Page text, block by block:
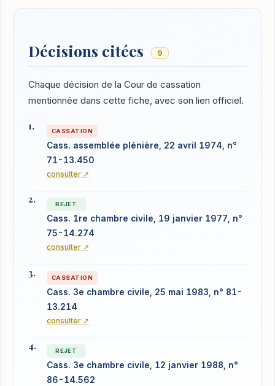
Décisions citées 9
Chaque décision de la Cour de cassation
mentionnée dans cette fiche, avec son lien officiel.
CASSATION
Cass. assemblée plénière, 22 avril 1974, n°
71-13.450
consulter ↗
REJET
Cass. 1re chambre civile, 19 janvier 1977, n°
75-14.274
consulter ↗
CASSATION
Cass. 3e chambre civile, 25 mai 1983, n° 81-
13.214
consulter ↗
REJET
Cass. 3e chambre civile, 12 janvier 1988, n°
86-14.562